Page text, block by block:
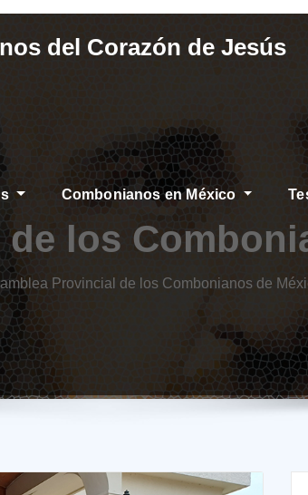
del Corazón de Jesús
Combonianos en México
los
Provincial de los Combonianos de